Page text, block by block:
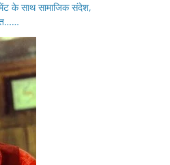
के साथ सामाजिक संदेश,